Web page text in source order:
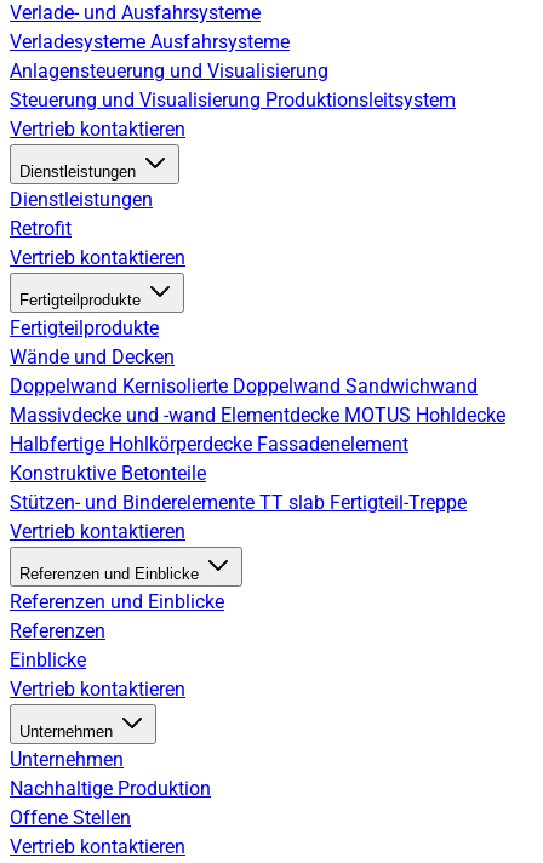
Verlade- und Ausfahrsysteme
Verladesysteme Ausfahrsysteme
Anlagensteuerung und Visualisierung
Steuerung und Visualisierung Produktionsleitsystem
Vertrieb kontaktieren
Dienstleistungen
Dienstleistungen
Retrofit
Vertrieb kontaktieren
Fertigteilprodukte
Fertigteilprodukte
Wände und Decken
Doppelwand Kernisolierte Doppelwand Sandwichwand
Massivdecke und -wand Elementdecke MOTUS Hohldecke
Halbfertige Hohlkörperdecke Fassadenelement
Konstruktive Betonteile
Stützen- und Binderelemente TT slab Fertigteil-Treppe
Vertrieb kontaktieren
Referenzen und Einblicke
Referenzen und Einblicke
Referenzen
Einblicke
Vertrieb kontaktieren
Unternehmen
Unternehmen
Nachhaltige Produktion
Offene Stellen
Vertrieb kontaktieren